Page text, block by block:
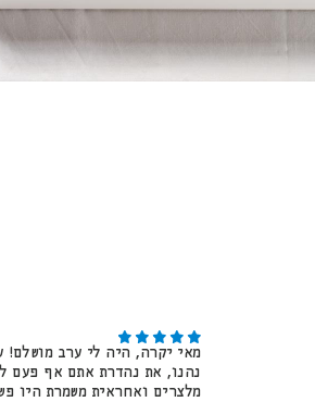
מאי יקרה, היה לי ערב מושלם!
נהנו, את נהדרת אתם אף פעם
מלצרים ואחראית משמרת היו